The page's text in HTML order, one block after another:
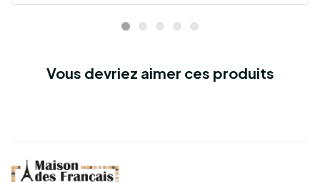
Vous devriez aimer ces produits